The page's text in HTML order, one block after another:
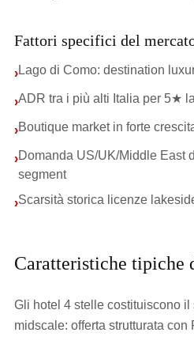
Fattori specifici del
›Lago di Como: destination
›ADR tra i più alti Italia per 5★
›Boutique market in forte
›Domanda US/UK/Middle East
segment
›Scarsità storica licenze
Caratteristiche tipiche
Gli hotel 4 stelle costituiscono il
midscale: offerta strutturata con